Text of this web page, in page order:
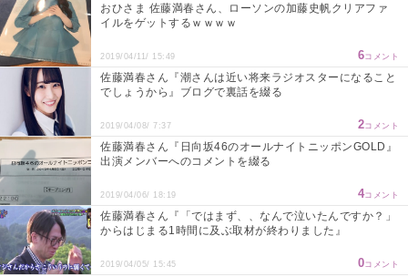
おひさま 佐藤満春さん、ローソンの加藤史帆クリアファ
イルをゲットするｗｗｗｗ
2019/04/11/ 15:49 6コメント
佐藤満春さん『潮さんは近い将来ラジオスターになること
でしょうから』ブログで裏話を綴る
2019/04/08/ 7:37 2コメント
佐藤満春さん『日向坂46のオールナイトニッポンGOLD』
出演メンバーへのコメントを綴る
2019/04/06/ 18:19 4コメント
佐藤満春さん『「ではまず、、なんで泣いたんですか？」
からはじまる1時間に及ぶ取材が終わりました』
2019/04/05/ 15:45 0コメント